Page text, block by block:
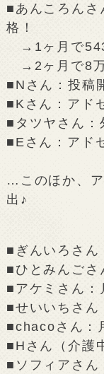
■あんころんさ
格！
→1ヶ月で
→2ヶ月で8万
■Nさん：投稿
■Kさん：アド
■タツヤさん：
■Eさん：アド
…このほか、
出♪
■ぎんいろさん
■ひとみんごさ
■アケミさん：
■せいいちさん
■chacoさん：
■Hさん（介護
■ソフィアさん